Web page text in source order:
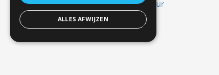
ALLES AFWIJZEN